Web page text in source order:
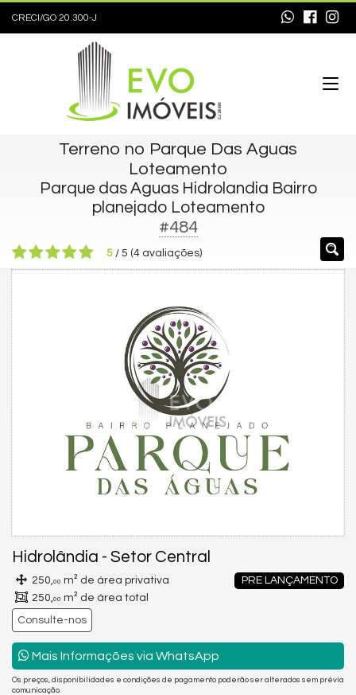
CRECI/GO 20.300-J
Terreno no Parque Das Aguas
Loteamento
Parque das Aguas Hidrolandia Bairro
planejado Loteamento
#484
5 / 5 (4 avaliações)
Hidrolândia - Setor Central
PRE LANÇAMENTO
250,00 m² de área privativa
250,00 m² de área total
Consulte-nos
Mais Informações via WhatsApp
Os preços, disponibilidades e condições de pagamento poderão ser alterados sem prévia
comunicação.